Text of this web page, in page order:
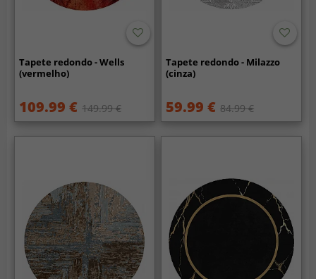
Tapete redondo - Wells
(vermelho)
109.99 € 149.99 €
Tapete redondo - Milazzo
(cinza)
59.99 € 84.99 €